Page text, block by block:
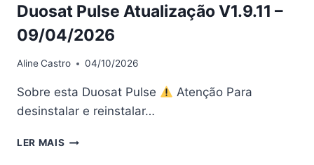
Duosat Pulse Atualização V1.9.11 –
09/04/2026
AlineCastro 04/10/2026
Sobre esta Duosat Pulse
Atenção Para
desinstalar e reinstalar…
LER MAIS DUOSAT